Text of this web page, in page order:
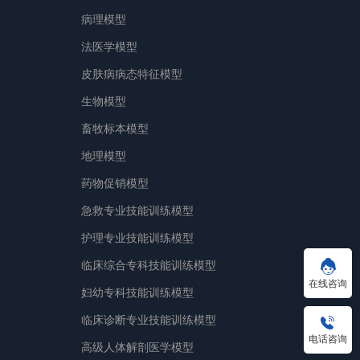
病理模型
法医学模型
皮肤病病态特征模型
生物模型
畜牧标本模型
地理模型
药物促销模型
急救专业技能训练模型
护理专业技能训练模型
临床综合专科技能训练模型
妇幼专科技能训练模型
临床诊断专业技能训练模型
高级人体解剖医学模型
在线咨询
电话咨询